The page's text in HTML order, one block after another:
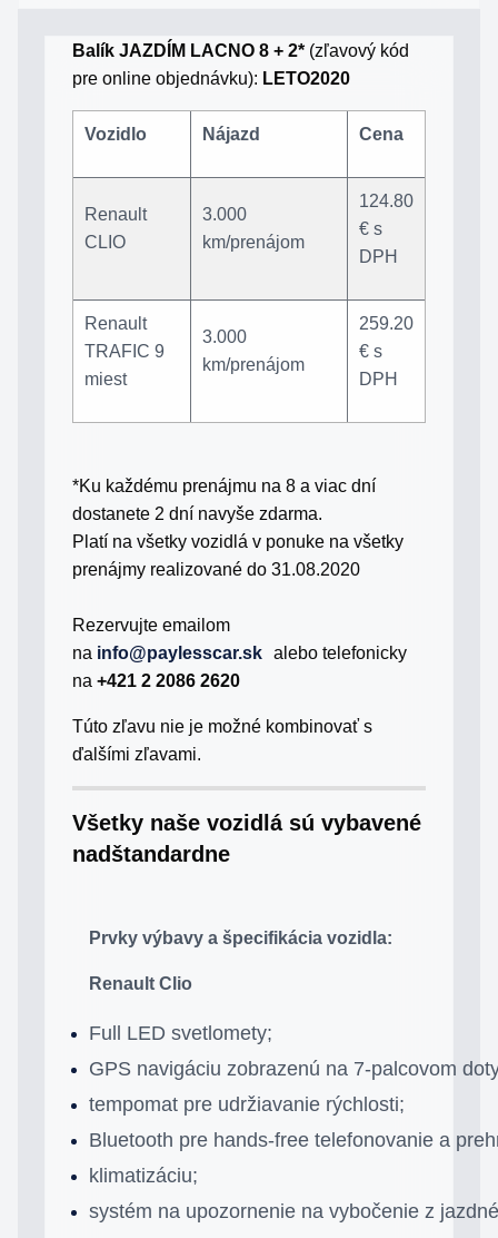
Balík JAZDÍM LACNO 8 + 2* (zľavový kód
pre online objednávku): LETO2020
Vozidlo Nájazd Cena
Renault
CLIO
3.000
km/prenájom
124.80
€ s
DPH
Renault
TRAFIC 9
miest
3.000
km/prenájom
259.20
€ s
DPH
*Ku každému prenájmu na 8 a viac dní
dostanete 2 dní navyše zdarma.
Platí na všetky vozidlá v ponuke na všetky
prenájmy realizované do 31.08.2020
Rezervujte emailom
na info@paylesscar.sk alebo telefonicky
na +421 2 2086 2620
Túto zľavu nie je možné kombinovať s
ďalšími zľavami.
Všetky naše vozidlá sú vybavené
nadštandardne
Prvky výbavy a špecifikácia vozidla:
Renault Clio
Full LED svetlomety;
GPS navigáciu zobrazenú na 7-palcovom
tempomat pre udržiavanie rýchlosti;
Bluetooth pre hands-free telefonovanie a
klimatizáciu;
systém na upozornenie na vybočenie z